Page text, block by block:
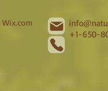
Wix.com
+1-650-